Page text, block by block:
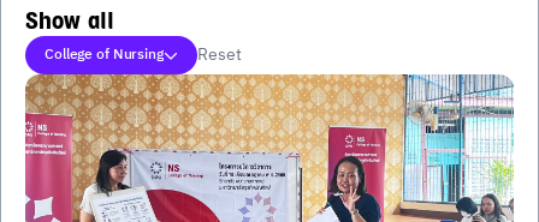
Show all
College of Nursing Reset